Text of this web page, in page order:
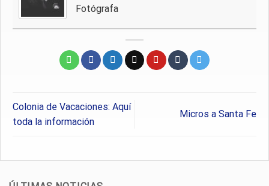
Fotógrafa
Colonia de Vacaciones: Aquí
toda la información
Micros a Santa Fe